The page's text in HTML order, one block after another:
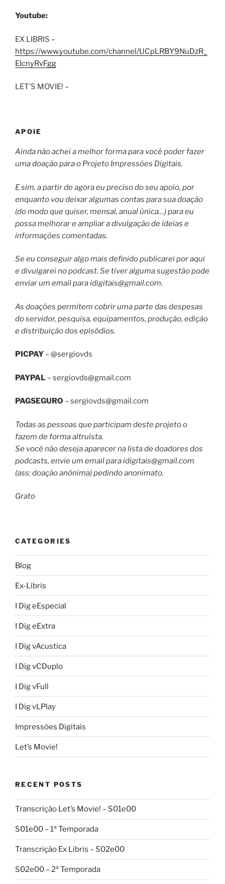
Youtube:
EX LIBRIS –
https://www.youtube.com/channel/UCpLRBY9NuDzR_
EIcnyRvFgg
LET’S MOVIE! –
APOIE
Ainda não achei a melhor forma para você poder fazer
uma doação para o Projeto Impressões Digitais.
E sim, a partir de agora eu preciso do seu apoio, por
enquanto vou deixar algumas contas para sua doação
(do modo que quiser, mensal, anual única…) para eu
possa melhorar e ampliar a divulgação de ideias e
informações comentadas.
Se eu conseguir algo mais definido publicarei por aqui
e divulgarei no podcast. Se tiver alguma sugestão pode
enviar um email paraidigitais@gmail.com.
As doações permitem cobrir uma parte das despesas
do servidor, pesquisa, equipamentos, produção, edição
e distribuição dos episódios.
PICPAY – @sergiovds
PAYPAL –sergiovds@gmail.com
PAGSEGURO –sergiovds@gmail.com
Todas as pessoas que participam deste projeto o
fazem de forma altruísta.
Se você não deseja aparecer na lista de doadores dos
podcasts, envie um email paraidigitais@gmail.com
(ass: doação anônima) pedindo anonimato.
Grato
CATEGORIES
Blog
Ex-Libris
I Dig eEspecial
I Dig eExtra
I Dig vAcustica
I Dig vCDuplo
I Dig vFull
I Dig vLPlay
Impressões Digitais
Let’s Movie!
RECENT POSTS
Transcrição Let’s Movie! – S01e00
S01e00 – 1ª Temporada
Transcrição Ex Libris – S02e00
S02e00 – 2ª Temporada